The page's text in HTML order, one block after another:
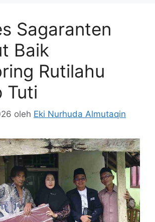
Sagaranten
Baik
Rutilahu
Tuti
oleh Eki Nurhuda Almutaqin